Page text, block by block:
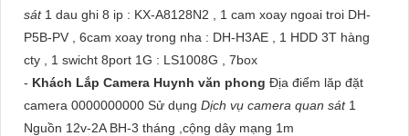
sát 1 dau ghi 8 ip : KX-A8128N2 , 1 cam xoay ngoai troi DH-
P5B-PV , 6cam xoay trong nha : DH-H3AE , 1 HDD 3T hàng
cty , 1 swicht 8port 1G : LS1008G , 7box
- Khách Lắp Camera Huynh văn phong Địa điểm lăp đặt
camera 0000000000 Sử dụng Dịch vụ camera quan sát 1
Nguồn 12v-2A BH-3 tháng ,cộng dây mạng 1m